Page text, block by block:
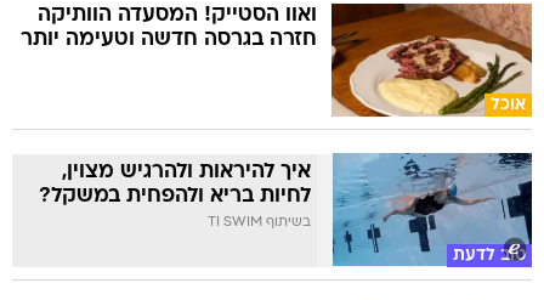
אוכל
ואוו הסטייק! המסעדה הוותיקה
חזרה בגרסה חדשה וטעימה יותר
טוב לדעת
איך להיראות ולהרגיש מצוין,
לחיות בריא ולהפחית במשקל?
בשיתוף TI SWIM